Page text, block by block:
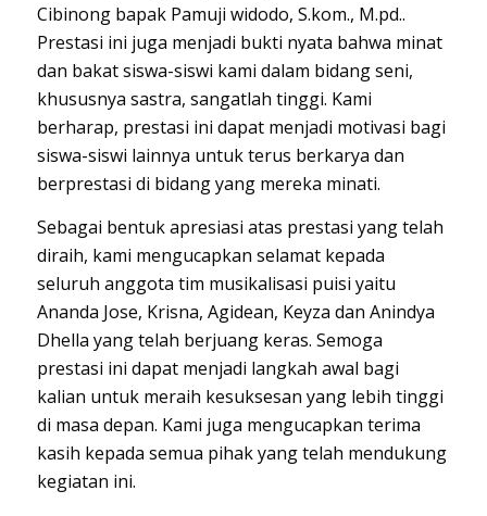
Cibinong bapak Pamuji widodo, S.kom., M.pd..
Prestasi ini juga menjadi bukti nyata bahwa minat
dan bakat siswa-siswi kami dalam bidang seni,
khususnya sastra, sangatlah tinggi. Kami
berharap, prestasi ini dapat menjadi motivasi bagi
siswa-siswi lainnya untuk terus berkarya dan
berprestasi di bidang yang mereka minati.
Sebagai bentuk apresiasi atas prestasi yang telah
diraih, kami mengucapkan selamat kepada
seluruh anggota tim musikalisasi puisi yaitu
Ananda Jose, Krisna, Agidean, Keyza dan Anindya
Dhella yang telah berjuang keras. Semoga
prestasi ini dapat menjadi langkah awal bagi
kalian untuk meraih kesuksesan yang lebih tinggi
di masa depan. Kami juga mengucapkan terima
kasih kepada semua pihak yang telah mendukung
kegiatan ini.